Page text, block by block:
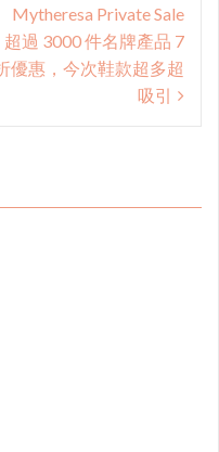
Mytheresa Private Sale
超過 3000 件名牌產品 7
優惠，今次鞋款超多超
吸引